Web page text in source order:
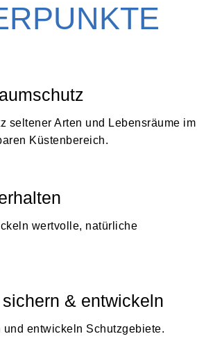
seltener Arten und Lebensräume im
Küstenbereich.
wertvolle, natürliche
& entwickeln
entwickeln Schutzgebiete.